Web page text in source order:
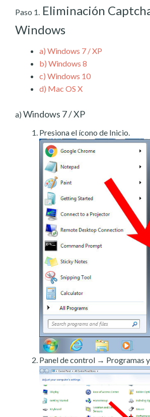
Paso 1. Eliminación
Windows
a) Windows 7 / XP
b) Windows 8
c) Windows 10
d) Mac OS X
a) Windows 7 / XP
Presiona el ícono de Inicio.
Panel de control → Programas